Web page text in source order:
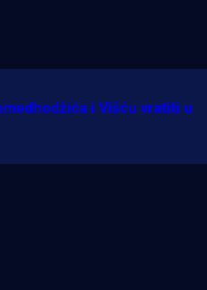
bivšeg Zmaja:
gol Kenana Kodre
i Višću vratiti u